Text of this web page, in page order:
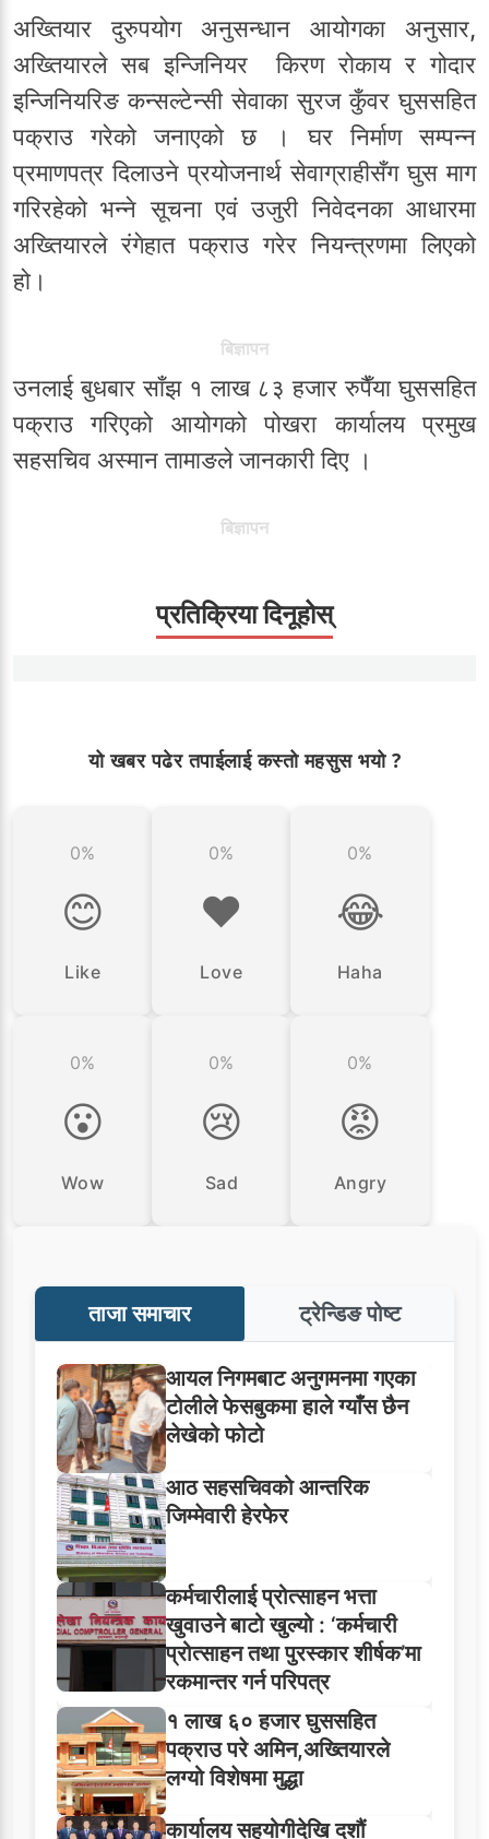
अख्तियार दुरुपयोग अनुसन्धान आयोगका अनुसार,
अख्तियारले सब इन्जिनियर किरण रोकाय र गोदार
इन्जिनियरिङ कन्सल्टेन्सी सेवाका सुरज कुँवर घुससहित
पक्राउ गरेको जनाएको छ । घर निर्माण सम्पन्न
प्रमाणपत्र दिलाउने प्रयोजनार्थ सेवाग्राहीसँग घुस माग
गरिरहेको भन्ने सूचना एवं उजुरी निवेदनका आधारमा
अख्तियारले रंगेहात पक्राउ गरेर नियन्त्रणमा लिएको
हो।
बिज्ञापन
उनलाई बुधबार साँझ १ लाख ८३ हजार रुपैँया घुससहित
पक्राउ गरिएको आयोगको पोखरा कार्यालय प्रमुख
सहसचिव अस्मान तामाङले जानकारी दिए ।
बिज्ञापन
प्रतिक्रिया दिनूहोस्
यो खबर पढेर तपाईलाई कस्तो महसुस भयो ?
0%
😊
Like
0%
❤️
Love
0%
😂
Haha
0%
😮
Wow
0%
😢
Sad
0%
😡
Angry
ताजा समाचार ट्रेन्डिङ पोष्ट
आयल निगमबाट अनुगमनमा गएका
टोलीले फेसबुकमा हाले ग्याँस छैन
लेखेको फोटो
आठ सहसचिवको आन्तरिक
जिम्मेवारी हेरफेर
कर्मचारीलाई प्रोत्साहन भत्ता
खुवाउने बाटो खुल्यो : ‘कर्मचारी
प्रोत्साहन तथा पुरस्कार शीर्षक’मा
रकमान्तर गर्न परिपत्र
१ लाख ६० हजार घुससहित
पक्राउ परे अमिन,अख्तियारले
लग्यो विशेषमा मुद्धा
कार्यालय सहयोगीदेखि दशौं